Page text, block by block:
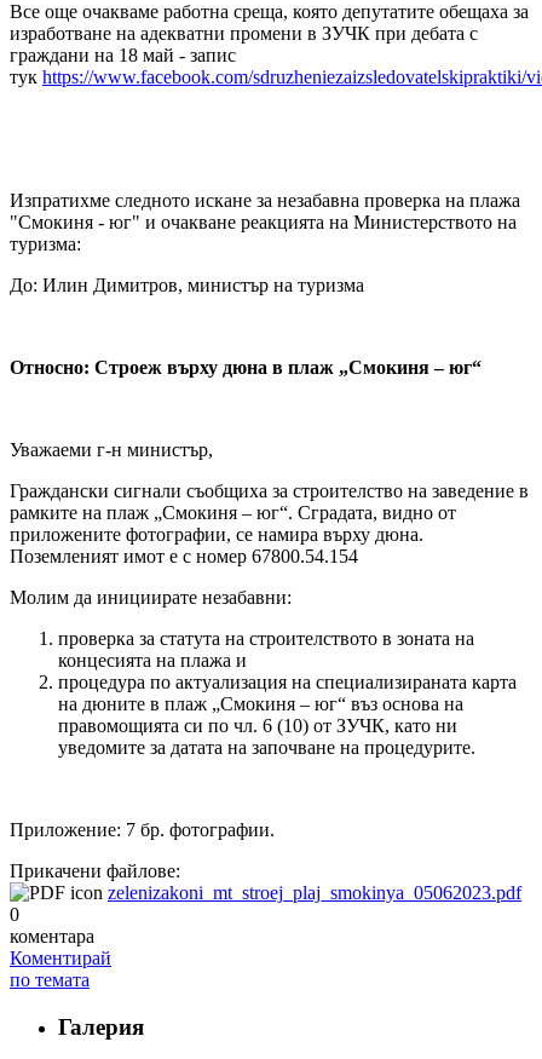
Все още очакваме работна среща, която депутатите обещаха за
изработване на адекватни промени в ЗУЧК при дебата с
граждани на 18 май - запис
тук https://www.facebook.com/sdruzheniezaizsledovatelskipraktiki/
Изпратихме следното искане за незабавна проверка на плажа
"Смокиня - юг" и очакване реакцията на Министерството на
туризма:
До: Илин Димитров, министър на туризма
Относно: Строеж върху дюна в плаж „Смокиня – юг“
Уважаеми г-н министър,
Граждански сигнали съобщиха за строителство на заведение в
рамките на плаж „Смокиня – юг“. Сградата, видно от
приложените фотографии, се намира върху дюна.
Поземленият имот е с номер 67800.54.154
Молим да инициирате незабавни:
проверка за статута на строителството в зоната на
концесията на плажа и
процедура по актуализация на специализираната карта
на дюните в плаж „Смокиня – юг“ въз основа на
правомощията си по чл. 6 (10) от ЗУЧК, като ни
уведомите за датата на започване на процедурите.
Приложение: 7 бр. фотографии.
Прикачени файлове:
zelenizakoni_mt_stroej_plaj_smokinya_05062023.pdf
0
коментара
Коментирай
по темата
Галерия